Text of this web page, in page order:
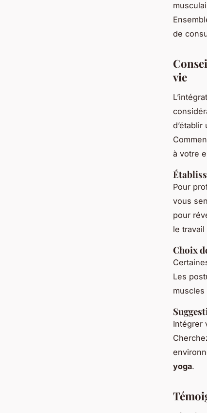
de
vie
à votre
Pour
vous
pour
le
Choix
Les
Intégrer
yoga.